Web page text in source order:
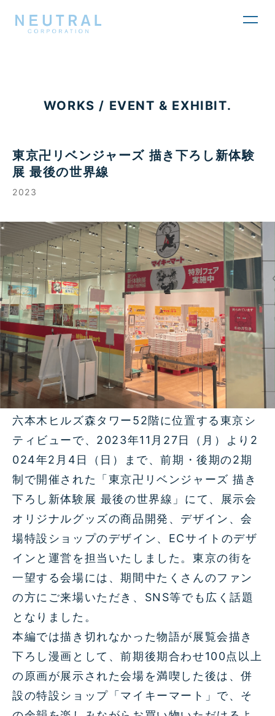
WORKS / EVENT & EXHIBIT.
東京卍リベンジャーズ 描き下ろし新体験
展 最後の世界線
2023
六本木ヒルズ森タワー52階に位置する東京シ
ティビューで、2023年11月27日（月）より2
024年2月4日（日）まで、前期・後期の2期
制で開催された「東京卍リベンジャーズ 描き
下ろし新体験展 最後の世界線」にて、展示会
オリジナルグッズの商品開発、デザイン、会
場特設ショップのデザイン、ECサイトのデザ
インと運営を担当いたしました。東京の街を
一望する会場には、期間中たくさんのファン
の方にご来場いただき、SNS等でも広く話題
となりました。
本編では描き切れなかった物語が展覧会描き
下ろし漫画として、前期後期合わせ100点以上
の原画が展示された会場を満喫した後は、併
設の特設ショップ「マイキーマート」で、そ